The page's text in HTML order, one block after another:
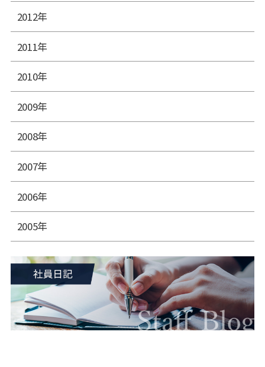
2012年
2011年
2010年
2009年
2008年
2007年
2006年
2005年